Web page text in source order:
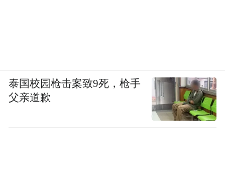
泰国校园枪击案致9死，枪手
父亲道歉